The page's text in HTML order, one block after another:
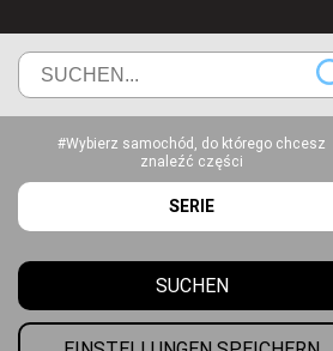
#Wybierz samochód, do którego chcesz
znaleźć części
SERIE
SUCHEN